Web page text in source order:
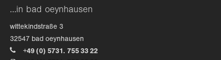
…in bad oeynhausen
wittekindstraße 3
32547 bad oeynhausen
+49 (0) 5731. 755 33 22